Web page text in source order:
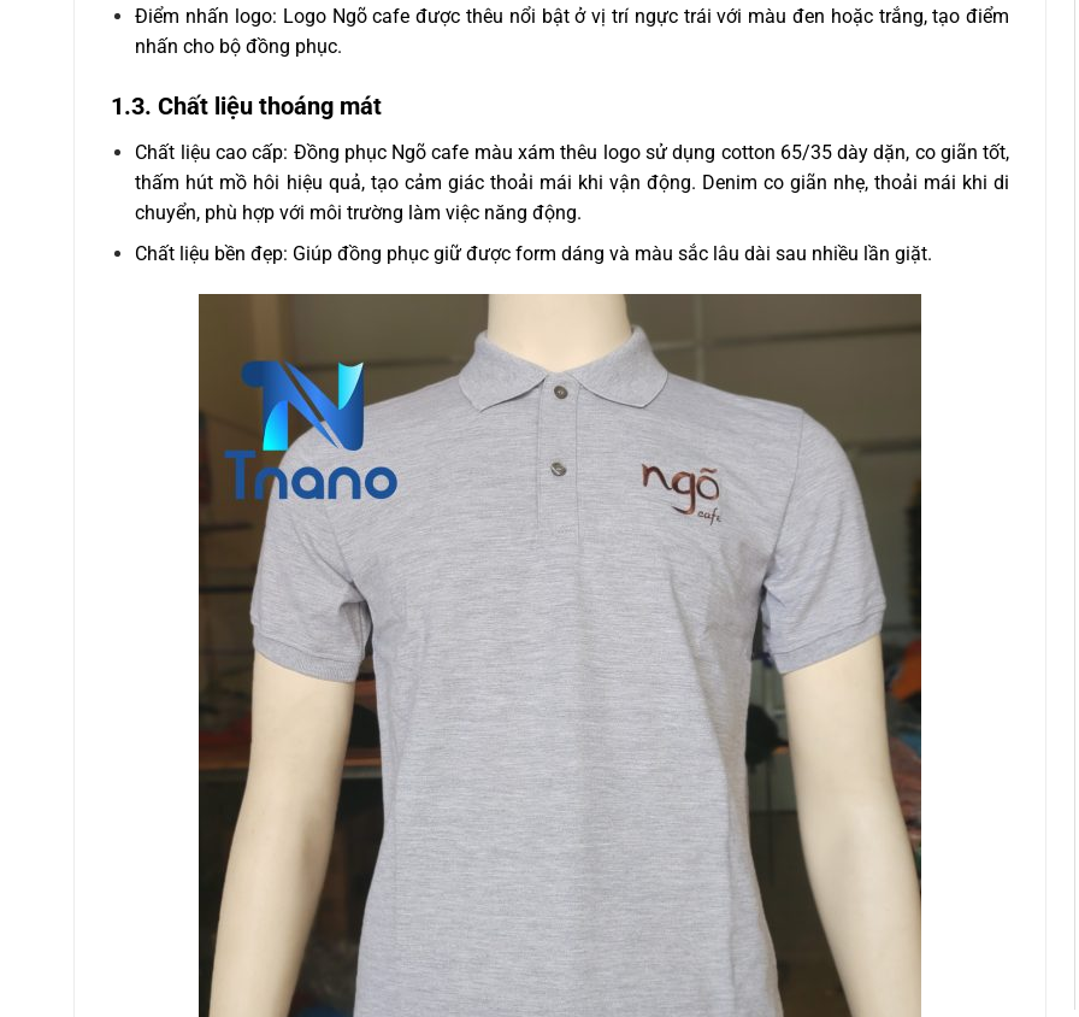
Điểm nhấn logo: Logo Ngõ cafe được thêu nổi bật ở vị trí ngực trái với màu đen hoặc trắng, tạo điểm
nhấn cho bộ đồng phục.
1.3. Chất liệu thoáng mát
Chất liệu cao cấp: Đồng phục Ngõ cafe màu xám thêu logo sử dụng cotton 65/35 dày dặn, co giãn tốt,
thấm hút mồ hôi hiệu quả, tạo cảm giác thoải mái khi vận động. Denim co giãn nhẹ, thoải mái khi di
chuyển, phù hợp với môi trường làm việc năng động.
Chất liệu bền đẹp: Giúp đồng phục giữ được form dáng và màu sắc lâu dài sau nhiều lần giặt.